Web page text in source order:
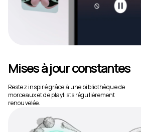
Mises à jour constantes
Restez inspiré grâce à une bibliothèque de
morceaux et de playlists régulièrement
renouvelée.